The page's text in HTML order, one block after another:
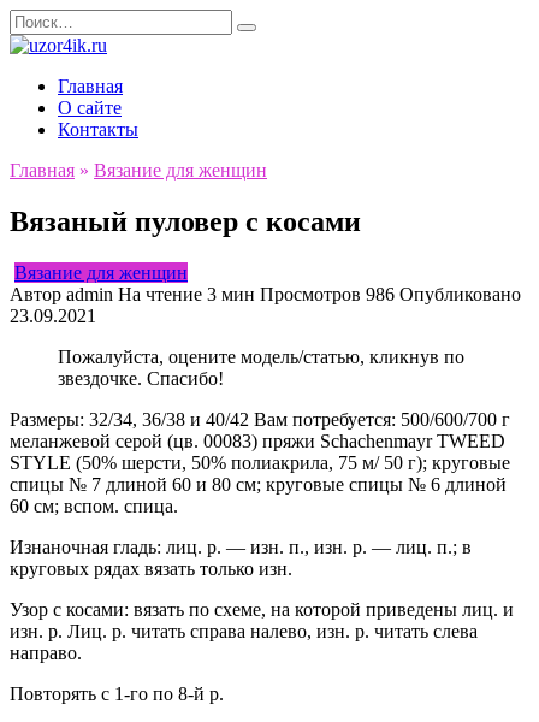
Перейти
к
Search
for:
Главная
О сайте
Контакты
Главная » Вязание для женщин
Вязаный пуловер с косами
Вязание для женщин
Автор admin На чтение 3 мин Просмотров 986 Опубликовано
23.09.2021
Пожалуйста, оцените модель/статью, кликнув по
звездочке. Спасибо!
Размеры: 32/34, 36/38 и 40/42 Вам потребуется: 500/600/700 г
меланжевой серой (цв. 00083) пряжи Schachenmayr TWEED
STYLE (50% шерсти, 50% полиакрила, 75 м/ 50 г); круговые
спицы № 7 длиной 60 и 80 см; круговые спицы № 6 длиной
60 см; вспом. спица.
Изнаночная гладь: лиц. р. — изн. п., изн. р. — лиц. п.; в
круговых рядах вязать только изн.
Узор с косами: вязать по схеме, на которой приведены лиц. и
изн. р. Лиц. р. читать справа налево, изн. р. читать слева
направо.
Повторять с 1-го по 8-й р.